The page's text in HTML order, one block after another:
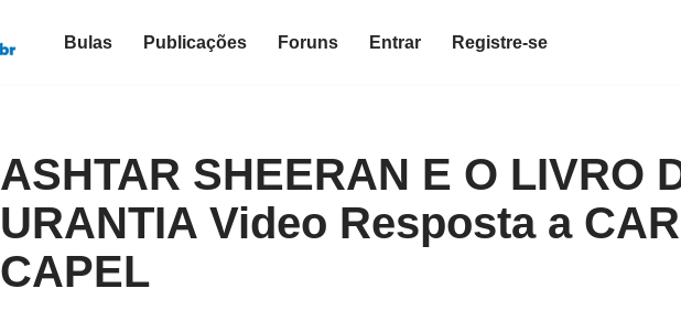
Bulas Publicações Foruns Entrar Registre-se
ASHTAR SHEERAN E O LIVRO
URANTIA Video Resposta a
CAPEL